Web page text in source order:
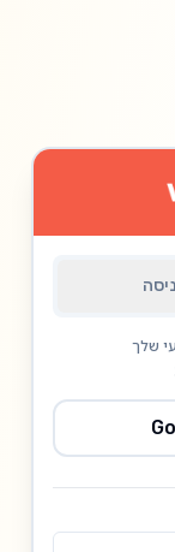
שלך